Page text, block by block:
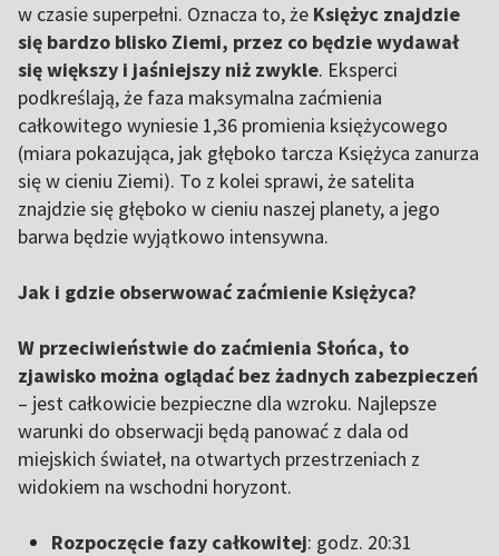
w czasie superpełni. Oznacza to, że Księżyc znajdzie
się bardzo blisko Ziemi, przez co będzie wydawał
się większy i jaśniejszy niż zwykle. Eksperci
podkreślają, że faza maksymalna zaćmienia
całkowitego wyniesie 1,36 promienia księżycowego
(miara pokazująca, jak głęboko tarcza Księżyca zanurza
się w cieniu Ziemi). To z kolei sprawi, że satelita
znajdzie się głęboko w cieniu naszej planety, a jego
barwa będzie wyjątkowo intensywna.
Jak i gdzie obserwować zaćmienie Księżyca?
W przeciwieństwie do zaćmienia Słońca, to
zjawisko można oglądać bez żadnych zabezpieczeń
– jest całkowicie bezpieczne dla wzroku. Najlepsze
warunki do obserwacji będą panować z dala od
miejskich świateł, na otwartych przestrzeniach z
widokiem na wschodni horyzont.
Rozpoczęcie fazy całkowitej: godz. 20:31